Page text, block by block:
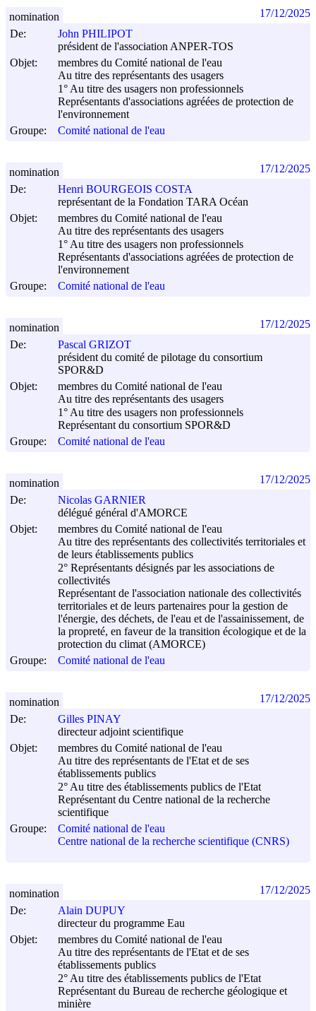
De:
John PHILIPOT
président de l'association ANPER-TOS
Objet:
membres du Comité national de l'eau
Au titre des représentants des usagers
1° Au titre des usagers non professionnels
Représentants d'associations agréées de protection de
l'environnement
Groupe:
Comité national de l'eau
nomination 17/12/2025
De:
Henri BOURGEOIS COSTA
représentant de la Fondation TARA Océan
Objet:
membres du Comité national de l'eau
Au titre des représentants des usagers
1° Au titre des usagers non professionnels
Représentants d'associations agréées de protection de
l'environnement
Groupe:
Comité national de l'eau
nomination 17/12/2025
De:
Pascal GRIZOT
président du comité de pilotage du consortium
SPOR&D
Objet:
membres du Comité national de l'eau
Au titre des représentants des usagers
1° Au titre des usagers non professionnels
Représentant du consortium SPOR&D
Groupe:
Comité national de l'eau
nomination 17/12/2025
De:
Nicolas GARNIER
délégué général d'AMORCE
Objet:
membres du Comité national de l'eau
Au titre des représentants des collectivités territoriales et
de leurs établissements publics
2° Représentants désignés par les associations de
collectivités
Représentant de l'association nationale des collectivités
territoriales et de leurs partenaires pour la gestion de
l'énergie, des déchets, de l'eau et de l'assainissement, de
la propreté, en faveur de la transition écologique et de la
protection du climat (AMORCE)
Groupe:
Comité national de l'eau
nomination 17/12/2025
De:
Gilles PINAY
directeur adjoint scientifique
Objet:
membres du Comité national de l'eau
Au titre des représentants de l'Etat et de ses
établissements publics
2° Au titre des établissements publics de l'Etat
Représentant du Centre national de la recherche
scientifique
Groupe:
Comité national de l'eau
Centre national de la recherche scientifique (CNRS)
nomination 17/12/2025
De:
Alain DUPUY
directeur du programme Eau
Objet:
membres du Comité national de l'eau
Au titre des représentants de l'Etat et de ses
établissements publics
2° Au titre des établissements publics de l'Etat
Représentant du Bureau de recherche géologique et
minière
nomination 17/12/2025